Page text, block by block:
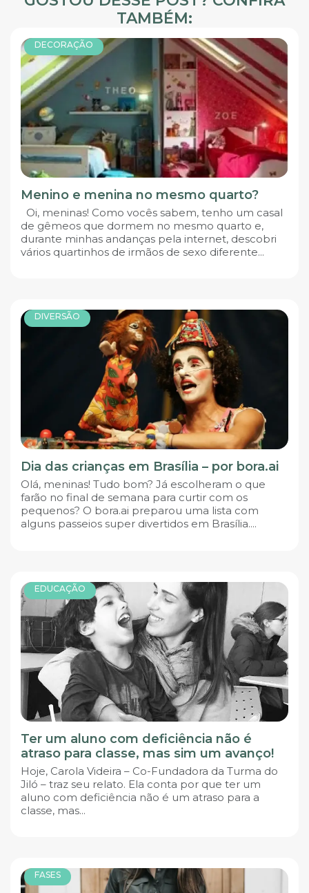
TAMBÉM:
DECORAÇÃO
Menino e menina no mesmo quarto?
Oi, meninas! Como vocês sabem, tenho um casal
de gêmeos que dormem no mesmo quarto e,
durante minhas andanças pela internet, descobri
vários quartinhos de irmãos de sexo diferente...
DIVERSÃO
Dia das crianças em Brasília – por bora.ai
Olá, meninas! Tudo bom? Já escolheram o que
farão no final de semana para curtir com os
pequenos? O bora.ai preparou uma lista com
alguns passeios super divertidos em Brasília....
EDUCAÇÃO
Ter um aluno com deficiência não é
atraso para classe, mas sim um avanço!
Hoje, Carola Videira – Co-Fundadora da Turma do
Jiló – traz seu relato. Ela conta por que ter um
aluno com deficiência não é um atraso para a
classe, mas...
FASES